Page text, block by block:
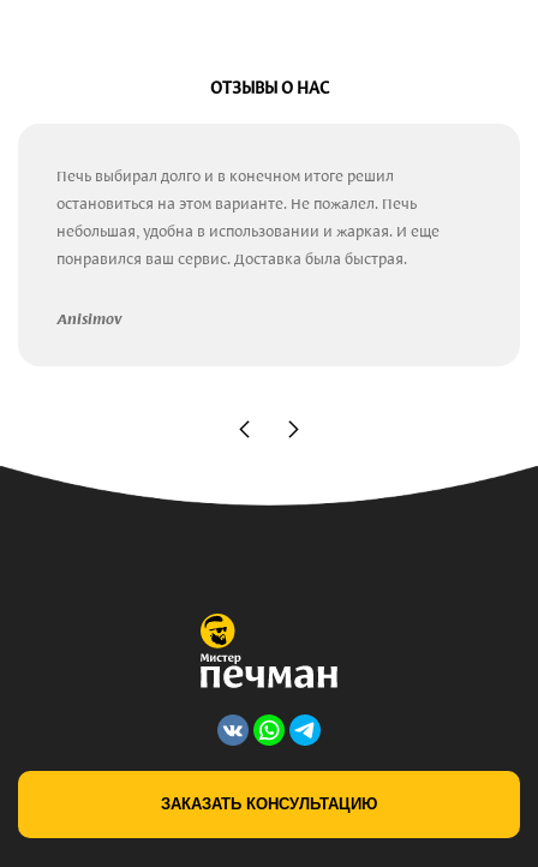
ОТЗЫВЫ О НАС
Печь выбирал долго и в конечном итоге решил
остановиться на этом варианте. Не пожалел. Печь
небольшая, удобна в использовании и жаркая. И еще
понравился ваш сервис. Доставка была быстрая.
Anisimov
ЗАКАЗАТЬ КОНСУЛЬТАЦИЮ